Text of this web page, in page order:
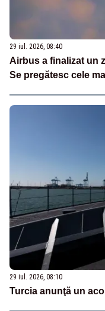
29 iul. 2026, 08:40
Airbus a finalizat un
Se pregătesc cele
29 iul. 2026, 08:10
Turcia anunţă un